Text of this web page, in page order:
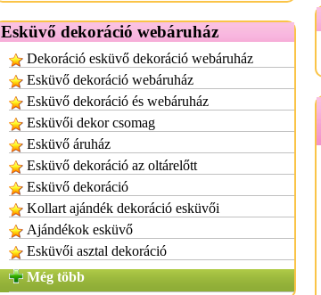
Esküvő dekoráció webáruház
Dekoráció esküvő dekoráció webáruház
Esküvő dekoráció webáruház
Esküvő dekoráció és webáruház
Esküvői dekor csomag
Esküvő áruház
Esküvő dekoráció az oltárelőtt
Esküvő dekoráció
Kollart ajándék dekoráció esküvői
Ajándékok esküvő
Esküvői asztal dekoráció
Még több